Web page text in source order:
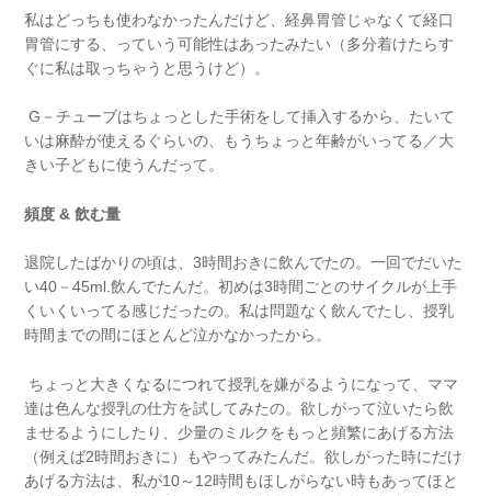
私はどっちも使わなかったんだけど、経鼻胃管じゃなくて経口
胃管にする、っていう可能性はあったみたい（多分着けたらす
ぐに私は取っちゃうと思うけど）。
G－チューブはちょっとした手術をして挿入するから、たいて
いは麻酔が使えるぐらいの、もうちょっと年齢がいってる／大
きい子どもに使うんだって。
頻度 &飲む量
退院したばかりの頃は、3時間おきに飲んでたの。一回でだいた
い40－45ml.飲んでたんだ。初めは3時間ごとのサイクルが上手
くいくいってる感じだったの。私は問題なく飲んでたし、授乳
時間までの間にほとんど泣かなかったから。
ちょっと大きくなるにつれて授乳を嫌がるようになって、ママ
達は色んな授乳の仕方を試してみたの。欲しがって泣いたら飲
ませるようにしたり、少量のミルクをもっと頻繁にあげる方法
（例えば2時間おきに）もやってみたんだ。欲しがった時にだけ
あげる方法は、私が10～12時間もほしがらない時もあってほと